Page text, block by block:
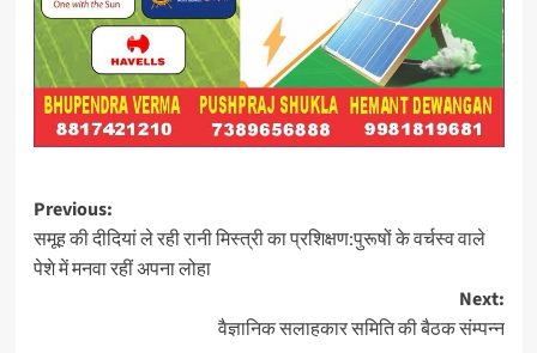
Post
navigation
Previous:
समूह की दीदियां ले रही रानी मिस्त्री का प्रशिक्षण:पुरूषों के वर्चस्व वाले
पेशे में मनवा रहीं अपना लोहा
Next:
वैज्ञानिक सलाहकार समिति की बैठक संम्पन्न